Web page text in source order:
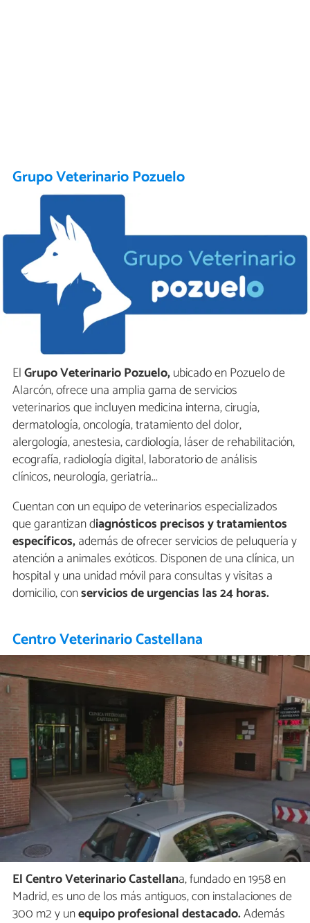
Grupo Veterinario Pozuelo
ElGrupo Veterinario Pozuelo,ubicado en Pozuelo de
Alarcón, ofrece una amplia gama de servicios
veterinarios que incluyen medicina interna, cirugía,
dermatología, oncología, tratamiento del dolor,
alergología, anestesia, cardiología, láser de rehabilitación,
ecografía, radiología digital, laboratorio de análisis
clínicos, neurología, geriatría...
Cuentan con un equipo de veterinarios especializados
que garantizan diagnósticos precisos y tratamientos
específicos,además de ofrecer servicios de peluquería y
atención a animales exóticos. Disponen de una clínica, un
hospital y una unidad móvil para consultas y visitas a
domicilio, conservicios de urgencias las 24 horas.
Centro Veterinario Castellana
El Centro Veterinario Castellana, fundado en 1958 en
Madrid, es uno de los más antiguos, con instalaciones de
300 m2 y unequipo profesional destacado.Además